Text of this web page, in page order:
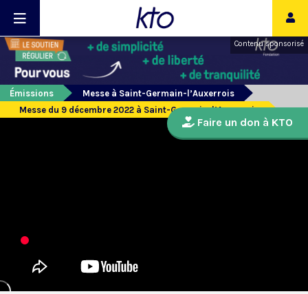
Contenu sponsorisé
Émissions
Messe à Saint-Germain-l’Auxerrois
Messe du 9 décembre 2022 à Saint-Germain-l’Auxerrois
Faire un don à KTO